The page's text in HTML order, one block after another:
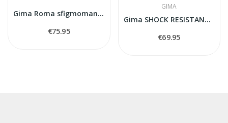
Gima Roma sfigmomanometrs mehaniskais tonometrs
€75.95
GIMA
Gima SHOCK RESISTANT sfigmomanometer
€69.95